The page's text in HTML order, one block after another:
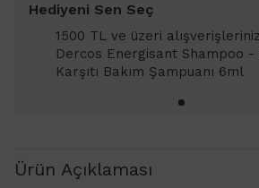
Hediyeni Sen Seç
1500 TL ve üzeri alışverişlerinizde
Dercos Energisant Shampoo -
Karşıtı Bakım Şampuanı 6ml
Ürün Açıklaması